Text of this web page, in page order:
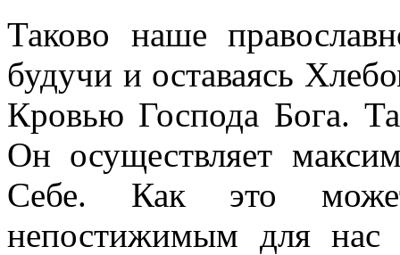
Таково наше
будучи и оставаясь
Кровью Господа Бога.
Он осуществляет
Себе. Как это
непостижимым для нас